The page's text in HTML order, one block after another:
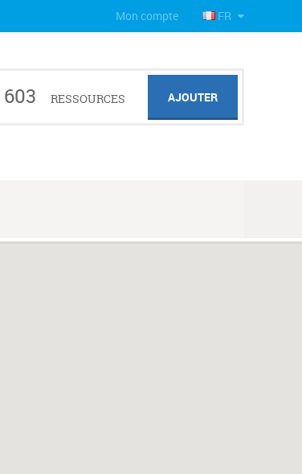
FR
Mon compte
603 RESSOURCES AJOUTER